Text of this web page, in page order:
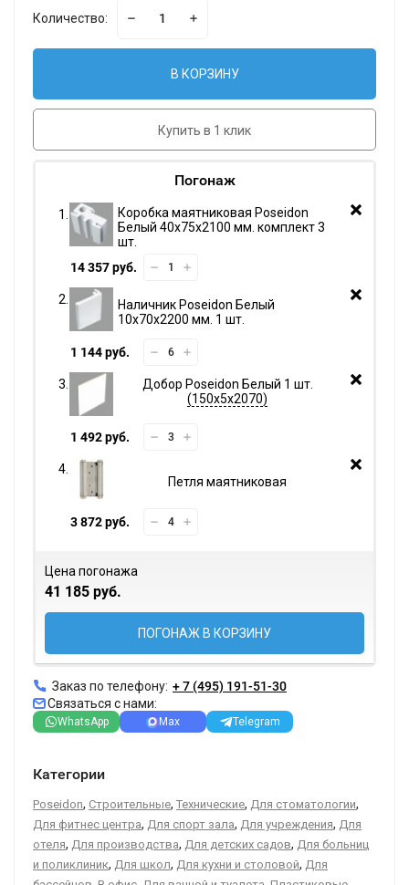
Количество:
В КОРЗИНУ
Купить в 1 клик
Погонаж
Коробка маятниковая Poseidon
Белый 40х75х2100 мм. комплект 3
шт.
14 357 руб.
Наличник Poseidon Белый
10х70х2200 мм. 1 шт.
1 144 руб.
Добор Poseidon Белый 1 шт.
150х5х2070
1 492 руб.
Петля маятниковая
3 872 руб.
Цена погонажа
41 185 руб.
ПОГОНАЖ В КОРЗИНУ
Заказ по телефону: + 7 (495) 191-51-30
Связаться с нами:
WhatsApp Max Telegram
Категории
Poseidon, Строительные, Технические, Для стоматологии,
Для фитнес центра, Для спорт зала, Для учреждения, Для
отеля, Для производства, Для детских садов, Для больниц
и поликлиник, Для школ, Для кухни и столовой, Для